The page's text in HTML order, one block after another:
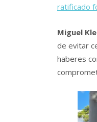
ratificado
Miguel
de evitar
haberes